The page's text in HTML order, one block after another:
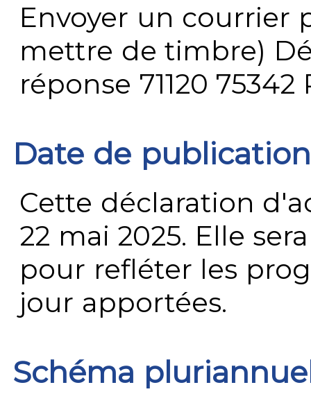
Envoyer un courrier
mettre de timbre)
réponse 71120 75342
Date de publication
Cette déclaration
22 mai 2025. Elle
pour refléter les
jour apportées.
Schéma